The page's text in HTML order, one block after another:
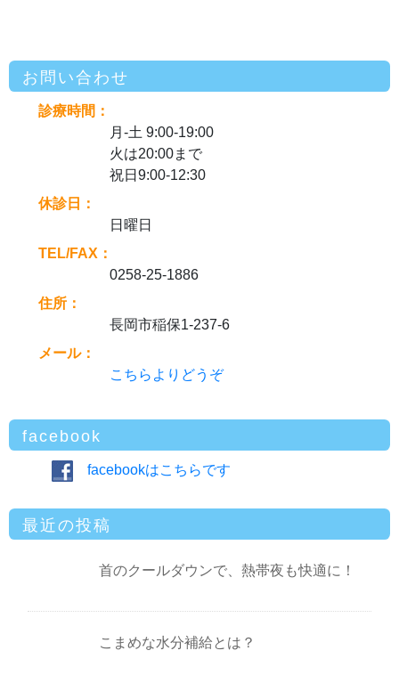
お問い合わせ
診療時間：
月-土 9:00-19:00
火は20:00まで
祝日9:00-12:30
休診日：
日曜日
TEL/FAX：
0258-25-1886
住所：
長岡市稲保1-237-6
メール：
こちらよりどうぞ
facebook
facebookはこちらです
最近の投稿
首のクールダウンで、熱帯夜も快適に！
こまめな水分補給とは？